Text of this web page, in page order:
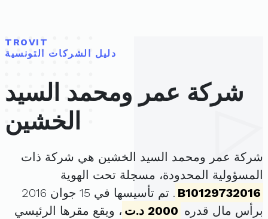
TROVIT
دليل الشركات التونسية
شركة عمر ومحمد السيد
الخشين
شركة عمر ومحمد السيد الخشين هي شركة ذات
المسؤولية المحدودة، مسجلة تحت الهوية
B10129732016
. تم تأسيسها في 15 جوان 2016
برأس مال قدره 2000 د.ت
، ويقع مقرها الرئيسي